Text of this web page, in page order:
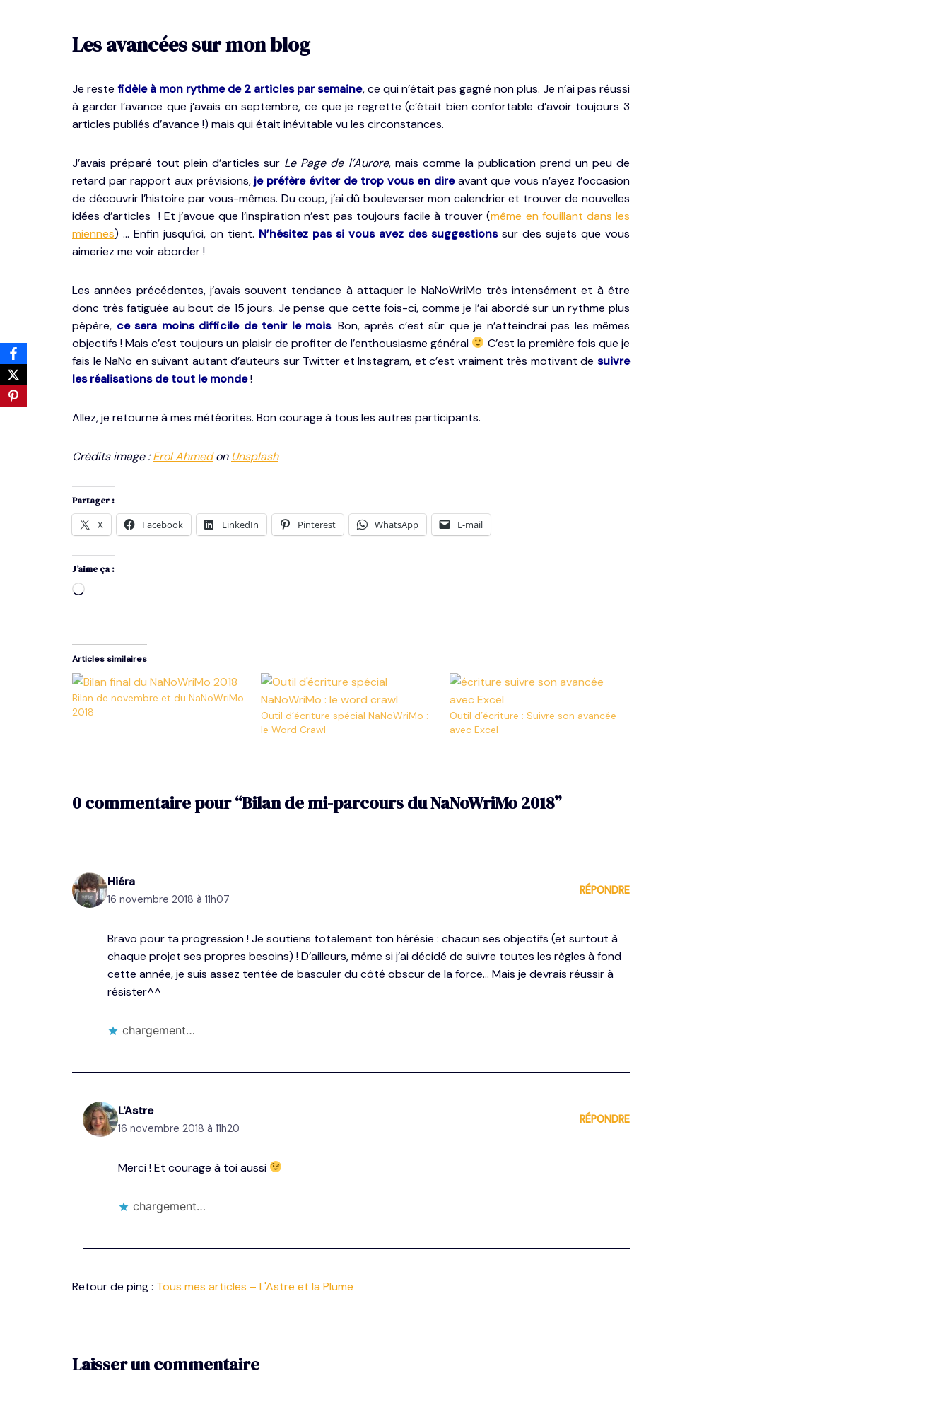
Les avancées sur mon blog
Je restefidèle à mon rythme de 2 articles par semaine, ce qui n’était pas gagné non plus. Je n’ai pas réussi
à garder l’avance que j’avais en septembre, ce que je regrette (c’était bien confortable d’avoir toujours 3
articles publiés d’avance !) mais qui était inévitable vu les circonstances.
J’avais préparé tout plein d’articles sur Le Page de l’Aurore, mais comme la publication prend un peu de
retard par rapport aux prévisions, je préfère éviter de trop vous en dire avant que vous n’ayez l’occasion
de découvrir l’histoire par vous-mêmes. Du coup, j’ai dû bouleverser mon calendrier et trouver de nouvelles
idées d’articles ! Et j’avoue que l’inspiration n’est pas toujours facile à trouver (même en fouillant dans les
miennes) … Enfin jusqu’ici, on tient. N’hésitez pas si vous avez des suggestionssur des sujets que vous
aimeriez me voir aborder !
Les années précédentes, j’avais souvent tendance à attaquer le NaNoWriMo très intensément et à être
donc très fatiguée au bout de 15 jours. Je pense que cette fois-ci, comme je l’ai abordé sur un rythme plus
pépère, ce sera moins difficile de tenir le mois. Bon, après c’est sûr que je n’atteindrai pas les mêmes
objectifs ! Mais c’est toujours un plaisir de profiter de l’enthousiasme général
C’est la première fois que je
fais le NaNo en suivant autant d’auteurs sur Twitter et Instagram, et c’est vraiment très motivant de suivre
les réalisations de tout le monde!
Allez, je retourne à mes météorites. Bon courage à tous les autres participants.
Crédits image :Erol Ahmedon Unsplash
Partager :
X Facebook LinkedIn Pinterest WhatsApp E-mail
J’aime ça :
Articles similaires
Bilan de novembre et du NaNoWriMo
2018
Outil d’écriture spécial NaNoWriMo :
le Word Crawl
Outil d’écriture : Suivre son avancée
avec Excel
0 commentaire pour “Bilan de mi-parcours du NaNoWriMo 2018”
Hiéra
16 novembre 2018 à 11h07
RÉPONDRE
Bravo pour ta progression ! Je soutiens totalement ton hérésie : chacun ses objectifs (et surtout à
chaque projet ses propres besoins) ! D’ailleurs, même si j’ai décidé de suivre toutes les règles à fond
cette année, je suis assez tentée de basculer du côté obscur de la force… Mais je devrais réussir à
résister^^
chargement…
L'Astre
16 novembre 2018 à 11h20
RÉPONDRE
Merci ! Et courage à toi aussi
chargement…
Retour de ping : Tous mes articles – L'Astre et la Plume
Laisser un commentaire